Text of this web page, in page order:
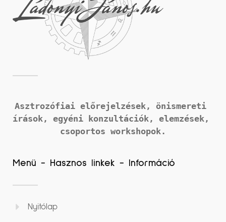
Asztrozófiai előrejelzések, önismereti
írások,
csoportos workshopok.
Menü - Hasznos linkek - Információ
Nyitólap